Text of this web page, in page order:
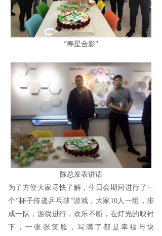
“寿星合影”
陈总发表讲话
为了方便大家尽快了解，生日会期间进行了一
个“杯子传递乒乓球”游戏，大家10人一组，排
成一队，游戏进行，欢乐不断，在灯光的映衬
下，一张张笑脸，写满了都是幸福与快